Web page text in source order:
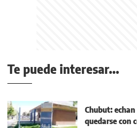
Te puede interesar...
Chubut:
quedarse con